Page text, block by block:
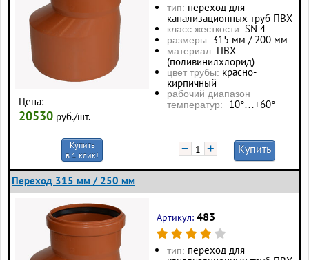
Цена:
20530 руб./шт.
тип: переход для
канализационных труб ПВХ
класс жесткости: SN 4
размеры: 315 мм / 200 мм
материал: ПВХ
(поливинилхлорид)
цвет трубы: красно-
кирпичный
рабочий диапазон
температур: -10°…+60°
Купить
в 1 клик!
− + Купить
Переход 315 мм / 250 мм
Артикул: 483
тип: переход для